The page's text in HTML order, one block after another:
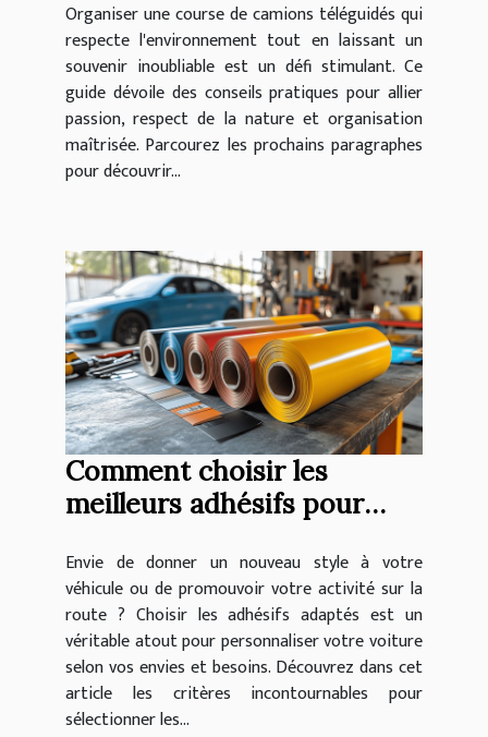
mémorable ?
Organiser une course de camions téléguidés qui
respecte l'environnement tout en laissant un
souvenir inoubliable est un défi stimulant. Ce
guide dévoile des conseils pratiques pour allier
passion, respect de la nature et organisation
maîtrisée. Parcourez les prochains paragraphes
pour découvrir...
Comment choisir les
meilleurs adhésifs pour
véhicule ?
Envie de donner un nouveau style à votre
véhicule ou de promouvoir votre activité sur la
route ? Choisir les adhésifs adaptés est un
véritable atout pour personnaliser votre voiture
selon vos envies et besoins. Découvrez dans cet
article les critères incontournables pour
sélectionner les...